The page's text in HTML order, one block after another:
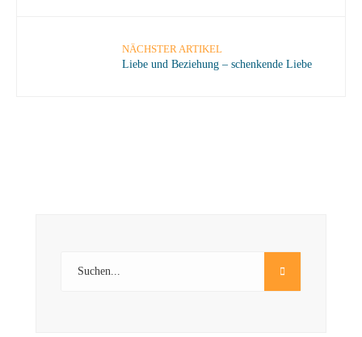
NÄCHSTER ARTIKEL
Liebe und Beziehung – schenkende Liebe